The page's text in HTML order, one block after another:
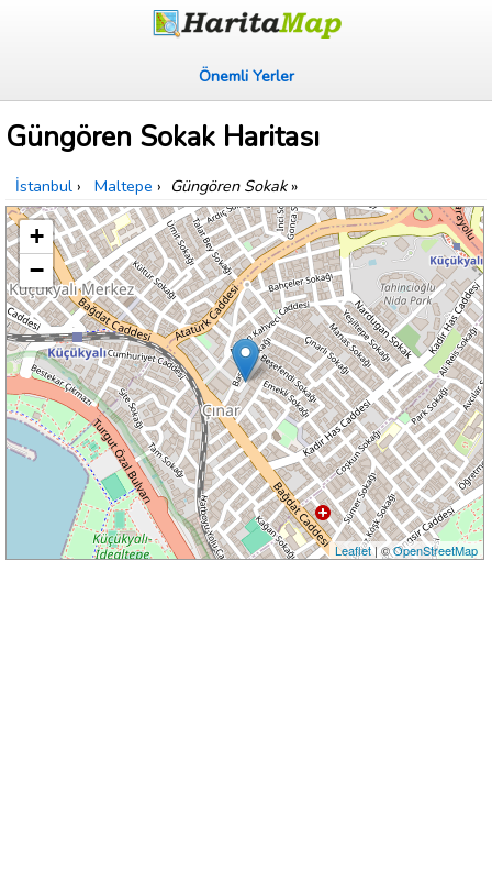
Önemli Yerler
Güngören Sokak Haritası
İstanbul › Maltepe › Güngören Sokak»
+
−
Leaflet| ©OpenStreetMap